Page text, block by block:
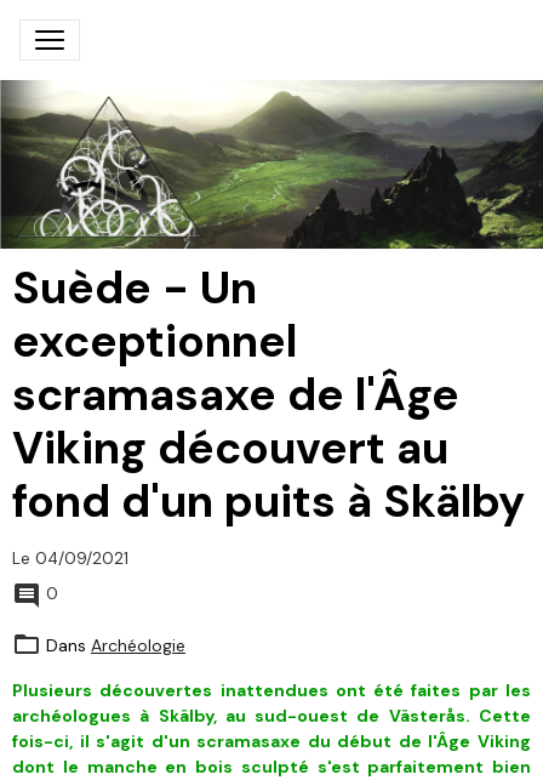
Suède - Un
exceptionnel
scramasaxe de l'Âge
Viking découvert au
fond d'un puits à Skälby
Le 04/09/2021
0
Dans Archéologie
Plusieurs découvertes inattendues ont été faites par les
archéologues à Skälby, au sud-ouest de Västerås. Cette
fois-ci, il s'agit d'un scramasaxe du début de l'Âge Viking
dont le manche en bois sculpté s'est parfaitement bien